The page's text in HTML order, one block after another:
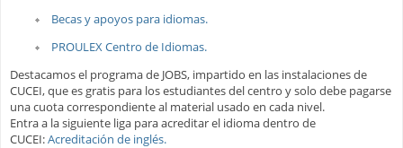
Becas y apoyos para idiomas.
PROULEX Centro de Idiomas.
Destacamos el programa de JOBS, impartido en las instalaciones de
CUCEI, que es gratis para los estudiantes del centro y solo debe pagarse
una cuota correspondiente al material usado en cada nivel.
Entra a la siguiente liga para acreditar el idioma dentro de
CUCEI:Acreditación de inglés.